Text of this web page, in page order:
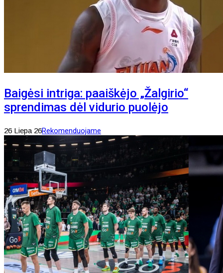
Baigėsi intriga: paaiškėjo „Žalgirio“
sprendimas dėl vidurio puolėjo
26 Liepa 26Rekomenduojame